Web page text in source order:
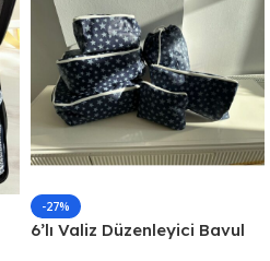
-27%
6’lı Valiz Düzenleyici Bavul